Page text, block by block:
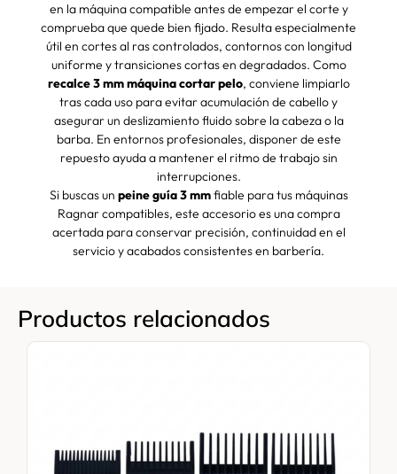
en la máquina compatible antes de empezar el corte y
comprueba que quede bien fijado. Resulta especialmente
útil en cortes al ras controlados, contornos con longitud
uniforme y transiciones cortas en degradados. Como
recalce 3 mm máquina cortar pelo, conviene limpiarlo
tras cada uso para evitar acumulación de cabello y
asegurar un deslizamiento fluido sobre la cabeza o la
barba. En entornos profesionales, disponer de este
repuesto ayuda a mantener el ritmo de trabajo sin
interrupciones.
Si buscas un peine guía 3 mmfiable para tus máquinas
Ragnar compatibles, este accesorio es una compra
acertada para conservar precisión, continuidad en el
servicio y acabados consistentes en barbería.
Productos relacionados